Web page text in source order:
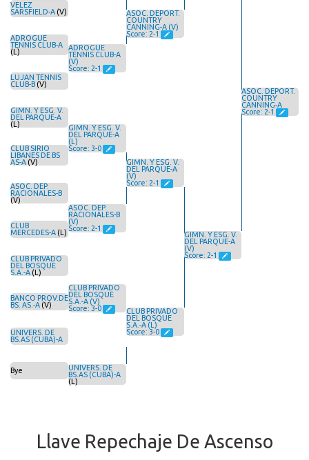
VELEZ
SARSFIELD-A (V)
ADROGUE
TENNIS CLUB-A
(L)
LUJAN TENNIS
CLUB-B (V)
GIMN. Y ESG. V.
DEL PARQUE-A
(L)
CLUB SIRIO
LIBANES DE BS
AS-A (V)
ASOC. DEP.
RACIONALES-B
(V)
CLUB
MERCEDES-A (L)
CLUB PRIVADO
DEL BOSQUE
S.A.-A (L)
BANCO PROV.DE
BS. AS.-A (V)
UNIVERS. DE
BS.AS (CUBA)-A
Bye
ADROGUE
TENNIS CLUB-A
(V)
Score: 2-1
GIMN. Y ESG. V.
DEL PARQUE-A
(L)
Score: 3-0
ASOC. DEP.
RACIONALES-B
(V)
Score: 2-1
CLUB PRIVADO
DEL BOSQUE
S.A.-A (V)
Score: 3-0
UNIVERS. DE
BS.AS (CUBA)-A
(L)
ASOC. DEPORT.
COUNTRY
CANNING-A (V)
Score: 2-1
GIMN. Y ESG. V.
DEL PARQUE-A
(V)
Score: 2-1
CLUB PRIVADO
DEL BOSQUE
S.A.-A (L)
Score: 3-0
GIMN. Y ESG. V.
DEL PARQUE-A
(V)
Score: 2-1
ASOC. DEPORT.
COUNTRY
CANNING-A
Score: 2-1
Llave Repechaje De Ascenso